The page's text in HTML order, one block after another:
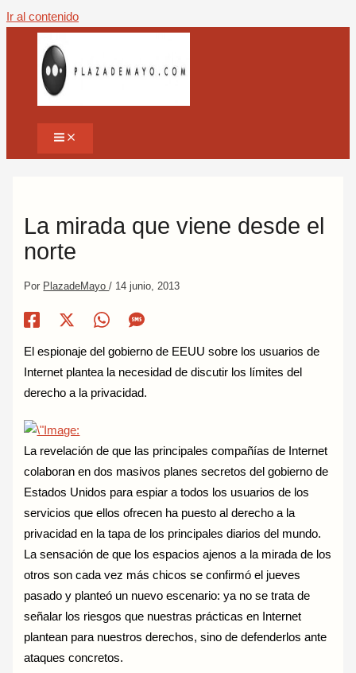
Ir al contenido
La mirada que viene desde el
norte
Por PlazadeMayo/ 14 junio, 2013
El espionaje del gobierno de EEUU sobre los usuarios de
Internet plantea la necesidad de discutir los límites del
derecho a la privacidad.
La revelación de que las principales compañías de Internet
colaboran en dos masivos planes secretos del gobierno de
Estados Unidos para espiar a todos los usuarios de los
servicios que ellos ofrecen ha puesto al derecho a la
privacidad en la tapa de los principales diarios del mundo.
La sensación de que los espacios ajenos a la mirada de los
otros son cada vez más chicos se confirmó el jueves
pasado y planteó un nuevo escenario: ya no se trata de
señalar los riesgos que nuestras prácticas en Internet
plantean para nuestros derechos, sino de defenderlos ante
ataques concretos.